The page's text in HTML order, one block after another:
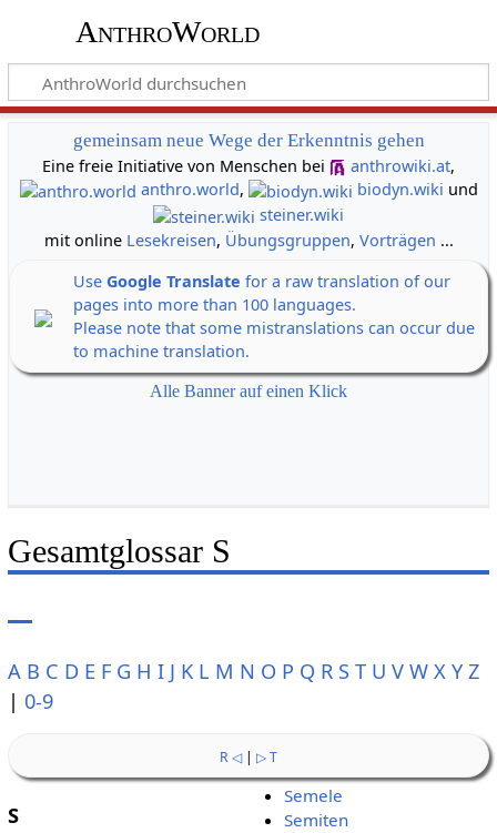
AnthroWorld
gemeinsam neue Wege der Erkenntnis gehen
Eine freie Initiative von Menschen bei
anthrowiki.at,
anthro.world, biodyn.wiki und
steiner.wiki
mit online Lesekreisen, Übungsgruppen, Vorträgen ...
Use Google Translate for a raw translation of our
pages into more than 100 languages.
Please note that some mistranslations can occur due
to machine translation.
Alle Banner auf einen Klick
Gesamtglossar S
A B C D E F G H I J K L M N O P Q R S T U V W X Y Z
| 0-9
R ◁| ▷ T
S
Semele
Semiten